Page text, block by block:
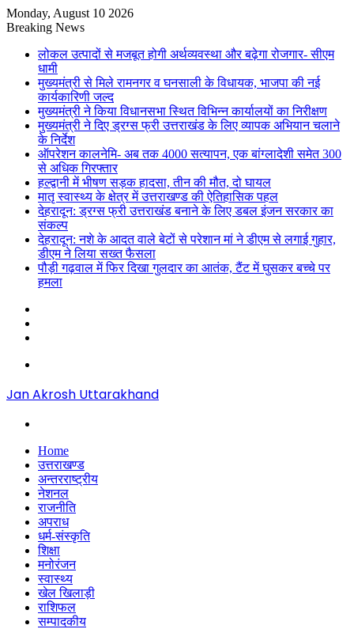
Monday, August 10 2026
Breaking News
लोकल उत्पादों से मजबूत होगी अर्थव्यवस्था और बढ़ेगा रोजगार- सीएम
धामी
मुख्यमंत्री से मिले रामनगर व घनसाली के विधायक, भाजपा की नई
कार्यकारिणी जल्द
मुख्यमंत्री ने किया विधानसभा स्थित विभिन्न कार्यालयों का निरीक्षण
मुख्यमंत्री ने दिए ड्रग्स फ्री उत्तराखंड के लिए व्यापक अभियान चलाने
के निर्देश
ऑपरेशन कालनेमि- अब तक 4000 सत्यापन, एक बांग्लादेशी समेत 300
से अधिक गिरफ्तार
हल्द्वानी में भीषण सड़क हादसा, तीन की मौत, दो घायल
मातृ स्वास्थ्य के क्षेत्र में उत्तराखण्ड की ऐतिहासिक पहल
देहरादून: ड्रग्स फ्री उत्तराखंड बनाने के लिए डबल इंजन सरकार का
संकल्प
देहरादून: नशे के आदत वाले बेटों से परेशान मां ने डीएम से लगाई गुहार,
डीएम ने लिया सख्त फैसला
पौड़ी गढ़वाल में फिर दिखा गुलदार का आतंक, टैंट में घुसकर बच्चे पर
हमला
Jan Akrosh Uttarakhand
Home
उत्तराखण्ड
अन्तरराष्ट्रीय
नेशनल
राजनीति
अपराध
धर्म-संस्कृति
शिक्षा
मनोरंजन
स्वास्थ्य
खेल खिलाड़ी
राशिफल
सम्पादकीय